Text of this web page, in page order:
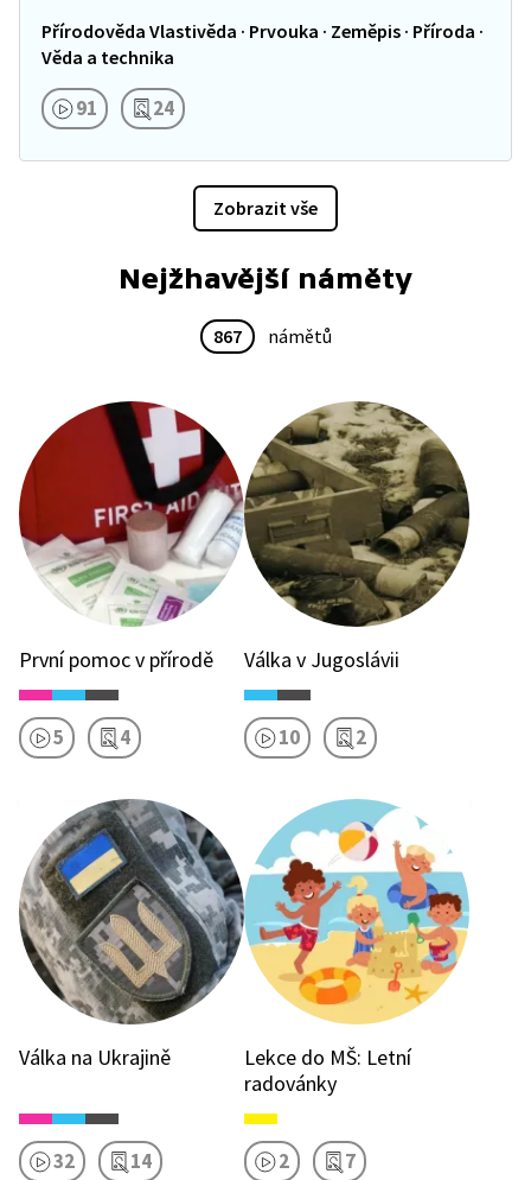
Přírodověda Vlastivěda · Prvouka · Zeměpis · Příroda ·
Věda a technika
91 24
Zobrazit vše
Nejžhavější náměty
867 námětů
První pomoc v přírodě
5 4
Válka v Jugoslávii
10 2
Válka na Ukrajině
32 14
Lekce do MŠ: Letní
radovánky
2 7